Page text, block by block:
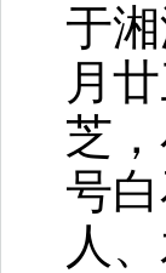
于
月
芝
号
人